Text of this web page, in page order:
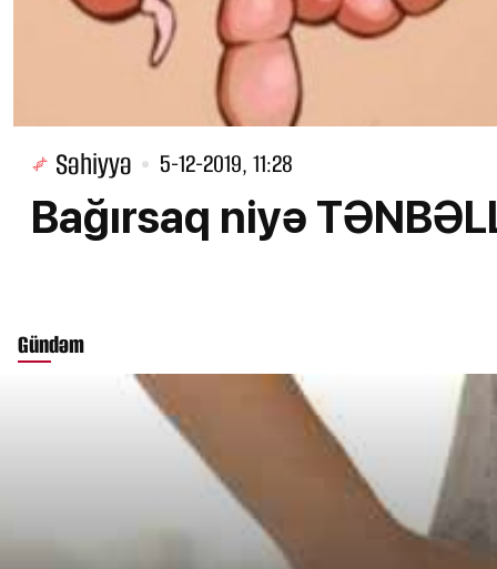
Səhiyyə 5-12-2019, 11:28
Bağırsaq niyə
Gündəm